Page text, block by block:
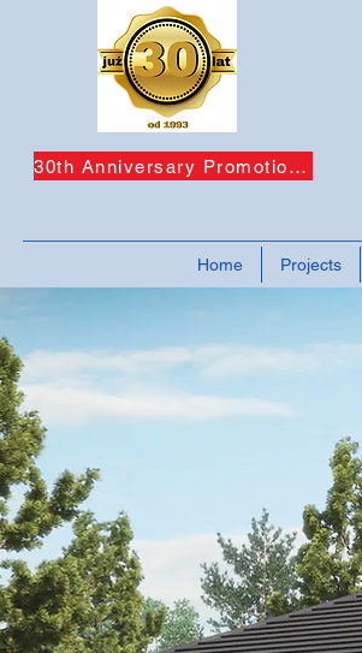
30th Anniversary Promotions!
Home Projects